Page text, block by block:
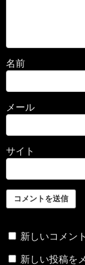
名前
メール
サイト
新しいコメン
新しい投稿を